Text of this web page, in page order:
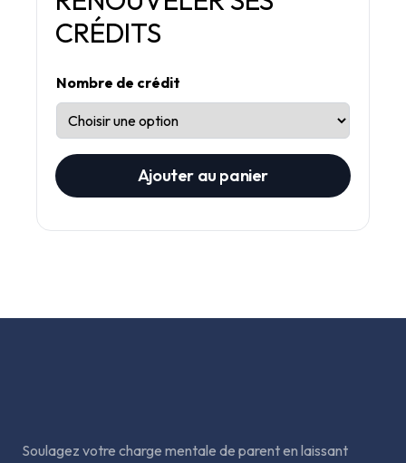
CRÉDITS
Nombre de crédit
Ajouter au panier
Soulagez votre charge mentale de parent en laissant